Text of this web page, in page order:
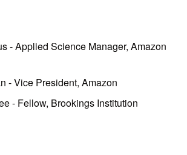
- Applied Science Manager, Amazon
- Vice President, Amazon
- Fellow, Brookings Institution